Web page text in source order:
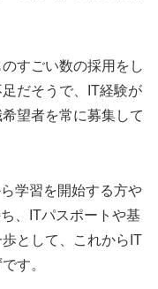
すごい数の採用をし
だそうで、IT経験が
望者を常に募集して
学習を開始する方や
、ITパスポートや基
として、これからIT
す。